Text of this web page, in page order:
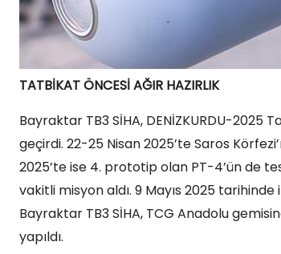
TATBİKAT ÖNCESİ AĞIR HAZIRLIK
Bayraktar TB3 SİHA, DENİZKURDU-2025
geçirdi. 22-25 Nisan 2025’te Saros
2025’te ise 4. prototip olan PT-4’ün de
vakitli misyon aldı. 9 Mayıs 2025
Bayraktar TB3 SİHA, TCG Anadolu
yapıldı.